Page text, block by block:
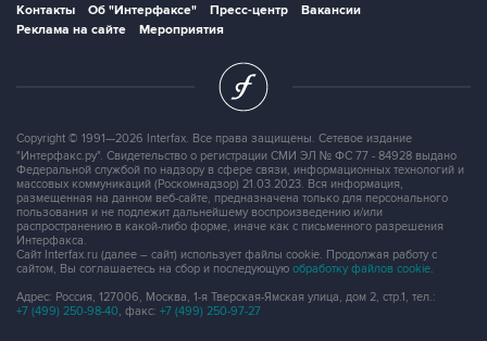
Контакты Об "Интерфаксе" Пресс-центр
Вакансии
Реклама на сайте
Мероприятия
Copyright © 1991—2026 Interfax. Все права защищены. Сетевое издание
"Интерфакс.ру". Свидетельство о регистрации СМИ ЭЛ № ФС 77 - 84928 выдано
Федеральной службой по надзору в сфере связи, информационных технологий и
массовых коммуникаций (Роскомнадзор) 21.03.2023. Вся информация,
размещенная на данном веб-сайте, предназначена только для персонального
пользования и не подлежит дальнейшему воспроизведению и/или
распространению в какой-либо форме, иначе как с письменного разрешения
Интерфакса.
Сайт Interfax.ru (далее – сайт) использует файлы cookie. Продолжая работу с
сайтом, Вы соглашаетесь на сбор и последующую обработку файлов cookie.
Адрес: Россия, 127006, Москва, 1-я Тверская-Ямская улица, дом 2, стр.1, тел.:
+7 (499) 250-98-40, факс: +7 (499) 250-97-27